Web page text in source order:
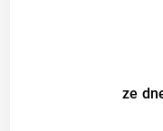
ze